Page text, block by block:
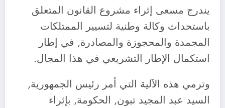
يندرج مسعى إثراء مشروع القانون المتعلق
باستحداث وكالة وطنية لتسيير الممتلكات
المجمدة والمحجوزة والمصادرة, في إطار
استكمال الإطار التشريعي في هذا المجال.
وترمي هذه الآلية التي أمر رئيس الجمهورية,
السيد عبد المجيد تبون, الحكومة, بإثراء